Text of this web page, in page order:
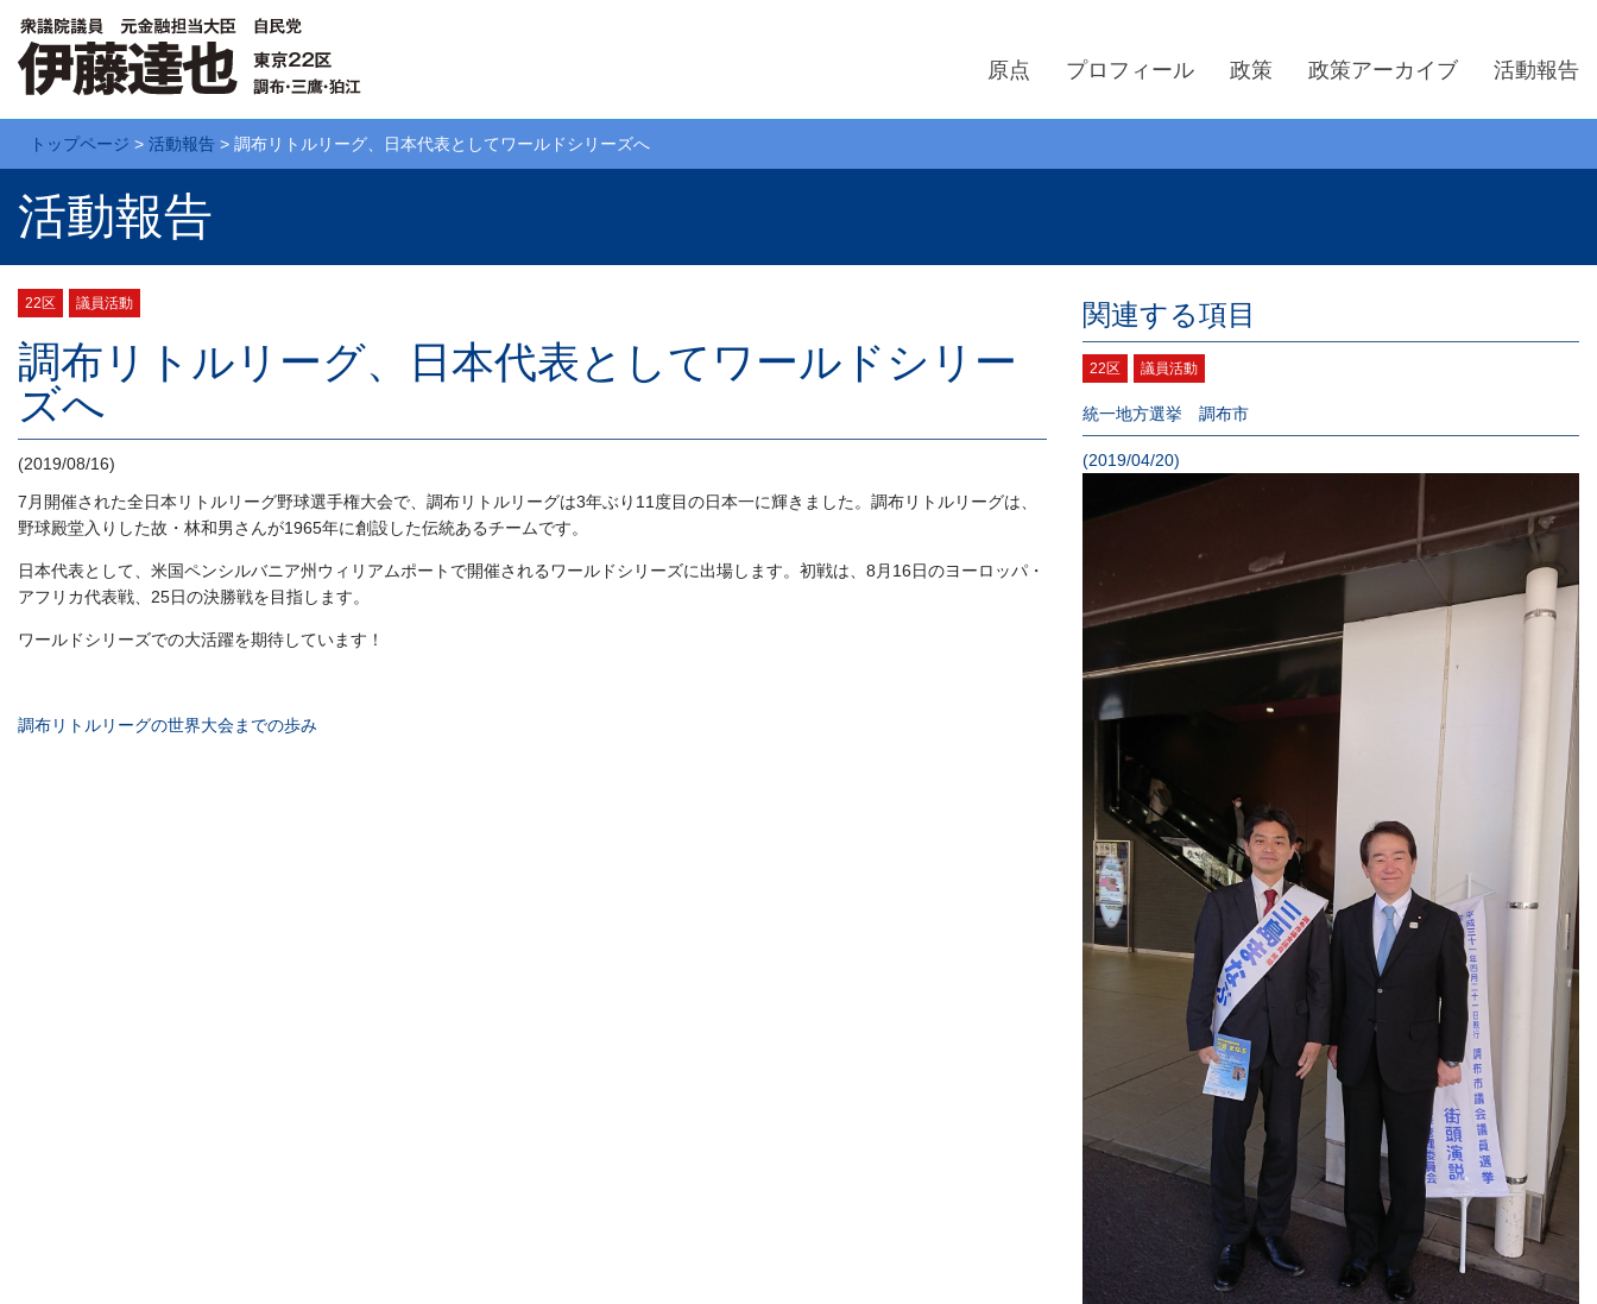
原点 プロフィール 政策 政策アーカイブ 活動報告
トップページ > 活動報告 > 調布リトルリーグ、日本代表としてワールドシリーズへ
活動報告
22区 議員活動
調布リトルリーグ、日本代表としてワールドシリー
ズへ
(2019/08/16)
7月開催された全日本リトルリーグ野球選手権大会で、調布リトルリーグは3年ぶり11度目の日本一に輝きました。調布リトルリーグは、
野球殿堂入りした故・林和男さんが1965年に創設した伝統あるチームです。
日本代表として、米国ペンシルバニア州ウィリアムポートで開催されるワールドシリーズに出場します。初戦は、8月16日のヨーロッパ・
アフリカ代表戦、25日の決勝戦を目指します。
ワールドシリーズでの大活躍を期待しています！
調布リトルリーグの世界大会までの歩み
関連する項目
22区 議員活動
統一地方選挙 調布市
(2019/04/20)